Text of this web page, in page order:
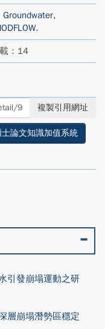
Groundwater,
：14
複製引用網址
論文知識加值系統
引發崩塌運動之研
層崩塌潛勢區穩定